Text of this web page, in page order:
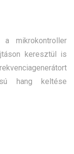
mikrokontroller
keresztül is
hang keltése